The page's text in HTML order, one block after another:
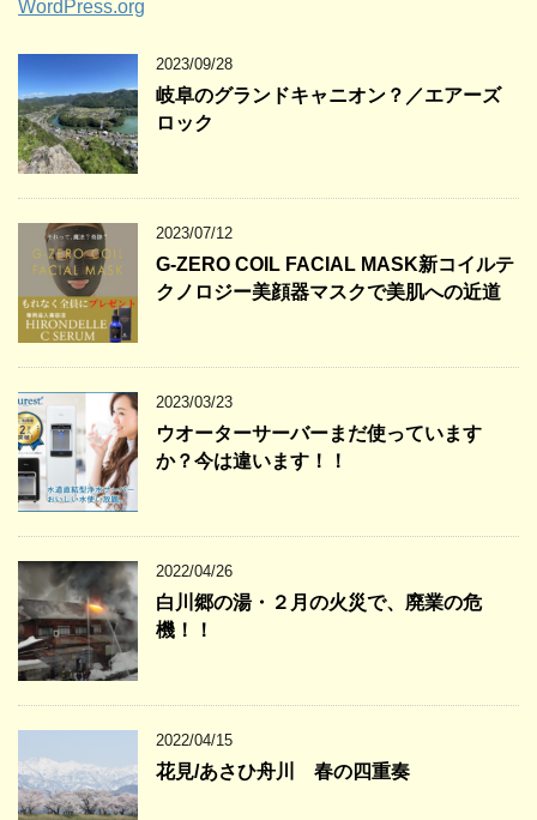
WordPress.org
2023/09/28
岐阜のグランドキャニオン？／エアーズ
ロック
2023/07/12
G-ZERO COIL FACIAL MASK新コイルテ
クノロジー美顔器マスクで美肌への近道
2023/03/23
ウオーターサーバーまだ使っています
か？今は違います！！
2022/04/26
白川郷の湯・２月の火災で、廃業の危
機！！
2022/04/15
花見/あさひ舟川 春の四重奏